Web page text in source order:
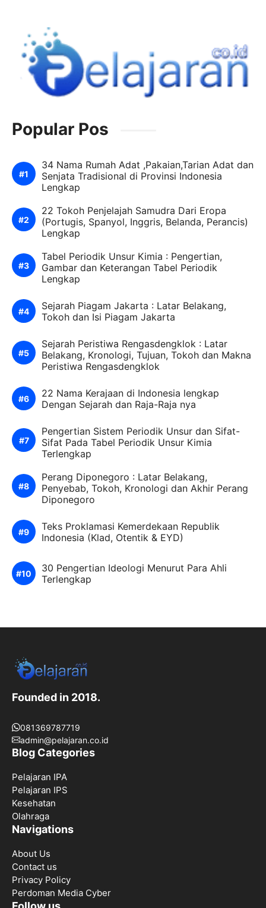
Popular Pos
34 Nama Rumah Adat ,Pakaian,Tarian Adat dan
Senjata Tradisional di Provinsi Indonesia
Lengkap
22 Tokoh Penjelajah Samudra Dari Eropa
(Portugis, Spanyol, Inggris, Belanda, Perancis)
Lengkap
Tabel Periodik Unsur Kimia : Pengertian,
Gambar dan Keterangan Tabel Periodik
Lengkap
Sejarah Piagam Jakarta : Latar Belakang,
Tokoh dan Isi Piagam Jakarta
Sejarah Peristiwa Rengasdengklok : Latar
Belakang, Kronologi, Tujuan, Tokoh dan Makna
Peristiwa Rengasdengklok
22 Nama Kerajaan di Indonesia lengkap
Dengan Sejarah dan Raja-Raja nya
Pengertian Sistem Periodik Unsur dan Sifat-
Sifat Pada Tabel Periodik Unsur Kimia
Terlengkap
Perang Diponegoro : Latar Belakang,
Penyebab, Tokoh, Kronologi dan Akhir Perang
Diponegoro
Teks Proklamasi Kemerdekaan Republik
Indonesia (Klad, Otentik & EYD)
30 Pengertian Ideologi Menurut Para Ahli
Terlengkap
Founded in 2018.
081369787719
admin@pelajaran.co.id
Blog Categories
Pelajaran IPA
Pelajaran IPS
Kesehatan
Olahraga
Navigations
About Us
Contact us
Privacy Policy
Perdoman Media Cyber